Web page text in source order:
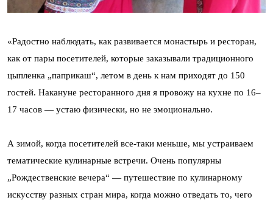
«Радостно наблюдать, как развивается монастырь и ресторан,
как от пары посетителей, которые заказывали традиционного
цыпленка „паприкаш“, летом в день к нам приходят до 150
гостей. Накануне ресторанного дня я провожу на кухне по 16–
17 часов — устаю физически, но не эмоционально.
А зимой, когда посетителей все-таки меньше, мы устраиваем
тематические кулинарные встречи. Очень популярны
„Рождественские вечера“ — путешествие по кулинарному
искусству разных стран мира, когда можно отведать то, чего